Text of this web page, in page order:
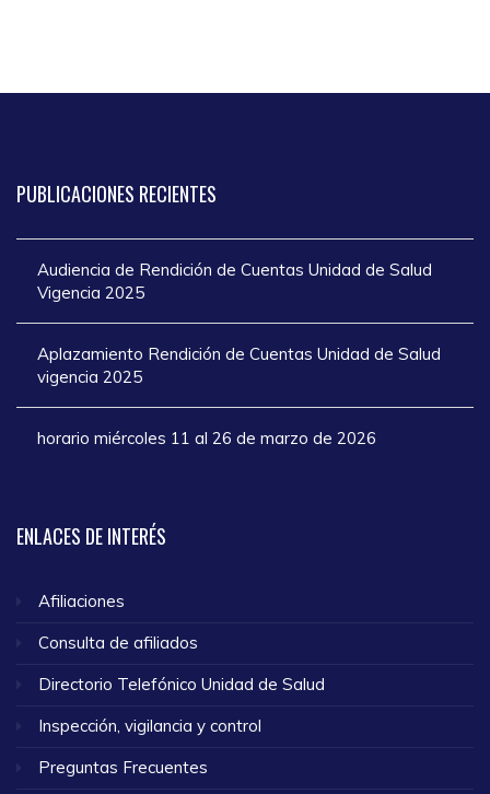
PUBLICACIONES RECIENTES
Audiencia de Rendición de Cuentas Unidad de Salud
Vigencia 2025
Aplazamiento Rendición de Cuentas Unidad de Salud
vigencia 2025
horario miércoles 11 al 26 de marzo de 2026
ENLACES DE INTERÉS
Afiliaciones
Consulta de afiliados
Directorio Telefónico Unidad de Salud
Inspección, vigilancia y control
Preguntas Frecuentes